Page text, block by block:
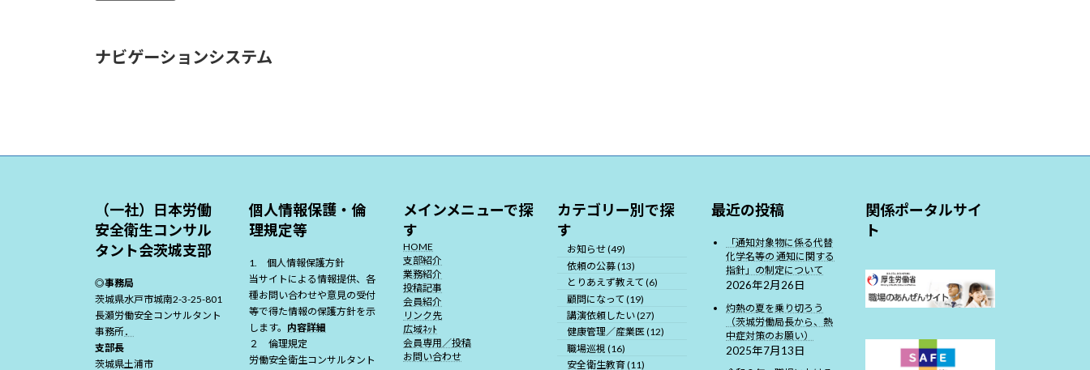
ナビゲーションシステム
（一社）日本労働
安全衛生コンサル
タント会茨城支部
◎事務局
茨城県水戸市城南2-3-25-801
長瀬労働安全コンサルタント
事務所．
支部長
茨城県土浦市
個人情報保護・倫
理規定等
1. 個人情報保護方針
当サイトによる情報提供、各
種お問い合わせや意見の受付
等で得た情報の保護方針を示
します。 内容詳細
２ 倫理規定
労働安全衛生コンサルタント
メインメニューで探
す
HOME
支部紹介
業務紹介
投稿記事
会員紹介
リンク先
広域ﾈｯﾄ
会員専用／投稿
お問い合わせ
カテゴリー別で探
す
お知らせ (49)
依頼の公募 (13)
とりあえず教えて (6)
顧問になって (19)
講演依頼したい (27)
健康管理／産業医 (12)
職場巡視 (16)
安全衛生教育 (11)
最近の投稿
「通知対象物に係る代替
化学名等の 通知に関する
指針」の制定について
2026年2月26日
灼熱の夏を乗り切ろう
（茨城労働局長から、熱
中症対策のお願い）
2025年7月13日
関係ポータルサイ
ト